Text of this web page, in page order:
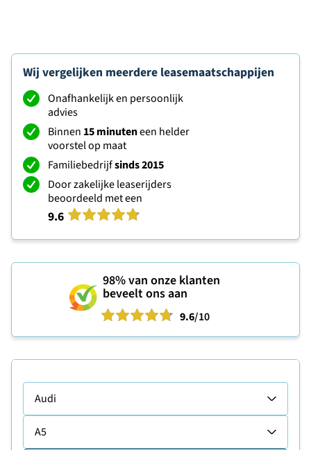
Wij vergelijken meerdere leasemaatschappijen
Onafhankelijk en persoonlijk
advies
Binnen 15 minuteneen helder
voorstel op maat
Familiebedrijfsinds 2015
Door zakelijke leaserijders
beoordeeld met een
9.6
98%van onze klanten
beveelt ons aan
9.6/10
Audi
A5